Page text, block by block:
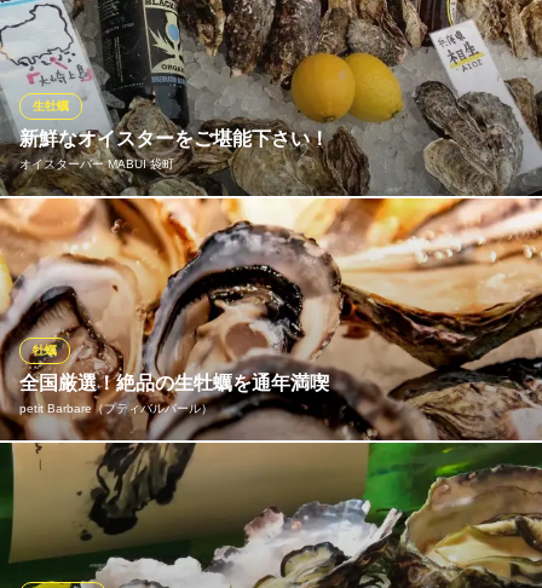
の産地から新鮮な牡蠣を仕入れています♪生牡蠣の食べ比べセッ
ト、牡蠣フライに牡蠣のガーリックバター焼きなど様々な食べ方
をお楽しみください！
Oyster＆Smoked BAR SANGO
牡蠣料理 燻製料理
ＪＲ広島駅 徒歩5分
広島県広島市南区大須賀町13-27-1
新鮮なオイスターをご堪能下さい！
オイスターバー MABUI 袋町
生牡蠣
広島県産はもとより、旬の生牡蠣を日本全国、海外からも取り寄
せたラインナップ。大きさや味も千差万別の牡蠣を常時７、８種
ご用意しております！生牡蠣以外のオイスター料理も多数ご用意
しております。
オイスターバー MABUI 袋町
オイスターバー
広電本線立町駅 徒歩3分
広島県広島市中区袋町2-26 1F
全国厳選！絶品の生牡蠣を通年満喫
petit Barbare（プティバルバール）
牡蠣
当店最大の魅力は、全国各地から独自のルートで厳選した新鮮な
生牡蠣を一年中お楽しみいただけることです！時期によって最も
美味しい産地の牡蠣を取り寄せており、訪れるたびに異なる産地
の食べ比べが可能です。磯の香りと濃厚な旨味を、ソムリエ厳選